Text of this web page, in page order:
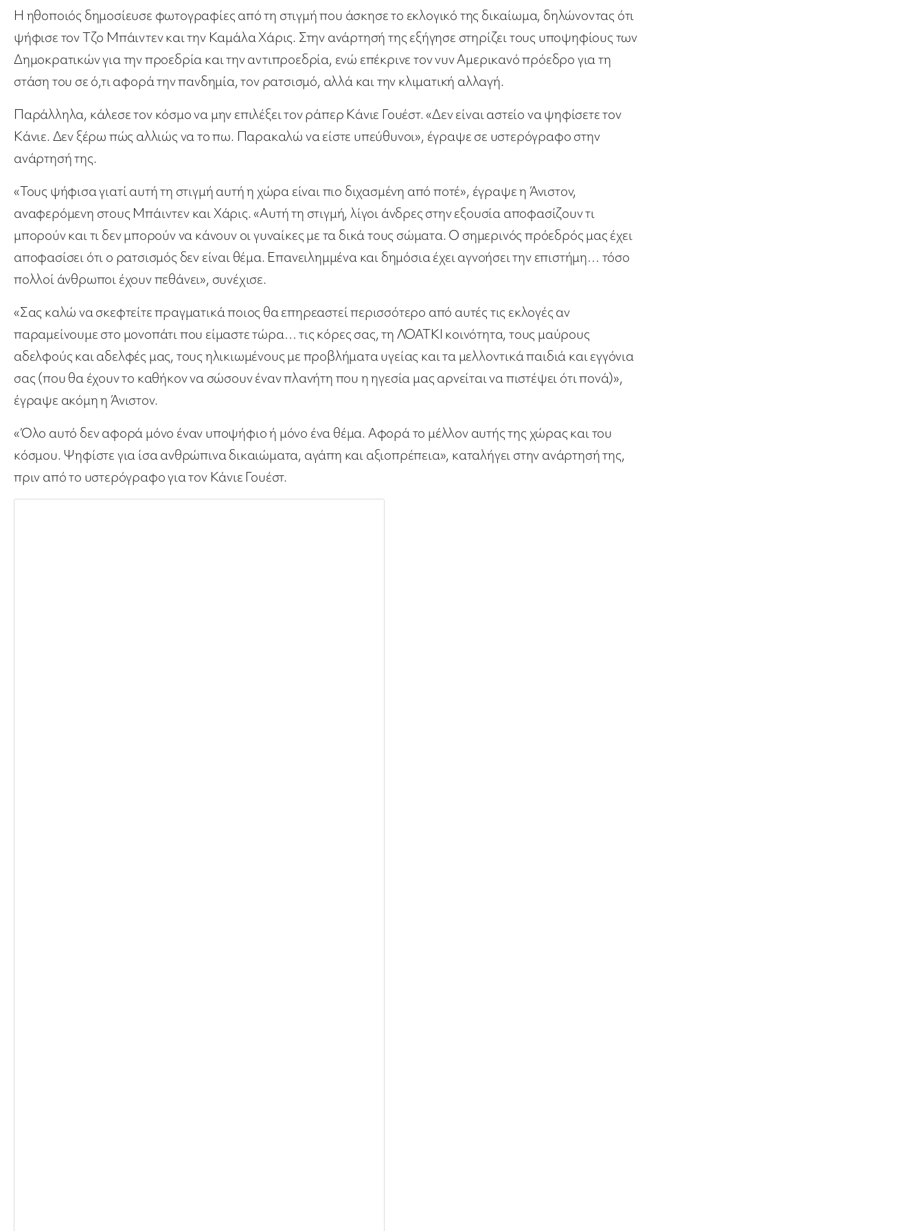
Η ηθοποιός δημοσίευσε φωτογραφίες από τη στιγμή που άσκησε το εκλογικό της δικαίωμα, δηλώνοντας ότι
ψήφισε τον Τζο Μπάιντεν και την Καμάλα Χάρις. Στην ανάρτησή της εξήγησε στηρίζει τους υποψηφίους των
Δημοκρατικών για την προεδρία και την αντιπροεδρία, ενώ επέκρινε τον νυν Αμερικανό πρόεδρο για τη
στάση του σε ό,τι αφορά την πανδημία, τον ρατσισμό, αλλά και την κλιματική αλλαγή.
Παράλληλα, κάλεσε τον κόσμο να μην επιλέξει τον ράπερ Κάνιε Γουέστ. «Δεν είναι αστείο να ψηφίσετε τον
Κάνιε. Δεν ξέρω πώς αλλιώς να το πω. Παρακαλώ να είστε υπεύθυνοι», έγραψε σε υστερόγραφο στην
ανάρτησή της.
«Τους ψήφισα γιατί αυτή τη στιγμή αυτή η χώρα είναι πιο διχασμένη από ποτέ», έγραψε η Άνιστον,
αναφερόμενη στους Μπάιντεν και Χάρις. «Αυτή τη στιγμή, λίγοι άνδρες στην εξουσία αποφασίζουν τι
μπορούν και τι δεν μπορούν να κάνουν οι γυναίκες με τα δικά τους σώματα. Ο σημερινός πρόεδρός μας έχει
αποφασίσει ότι ο ρατσισμός δεν είναι θέμα. Επανειλημμένα και δημόσια έχει αγνοήσει την επιστήμη… τόσο
πολλοί άνθρωποι έχουν πεθάνει», συνέχισε.
«Σας καλώ να σκεφτείτε πραγματικά ποιος θα επηρεαστεί περισσότερο από αυτές τις εκλογές αν
παραμείνουμε στο μονοπάτι που είμαστε τώρα… τις κόρες σας, τη ΛΟΑΤΚΙ κοινότητα, τους μαύρους
αδελφούς και αδελφές μας, τους ηλικιωμένους με προβλήματα υγείας και τα μελλοντικά παιδιά και εγγόνια
σας (που θα έχουν το καθήκον να σώσουν έναν πλανήτη που η ηγεσία μας αρνείται να πιστέψει ότι πονά)»,
έγραψε ακόμη η Άνιστον.
«Όλο αυτό δεν αφορά μόνο έναν υποψήφιο ή μόνο ένα θέμα. Αφορά το μέλλον αυτής της χώρας και του
κόσμου. Ψηφίστε για ίσα ανθρώπινα δικαιώματα, αγάπη και αξιοπρέπεια», καταλήγει στην ανάρτησή της,
πριν από το υστερόγραφο για τον Κάνιε Γουέστ.